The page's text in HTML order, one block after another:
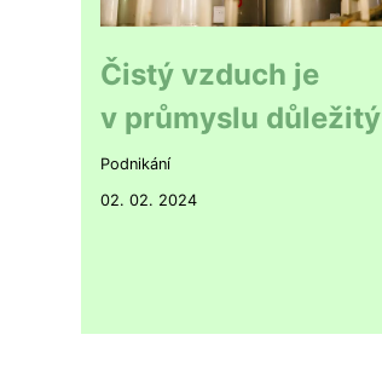
Čistý vzduch je
v průmyslu důležitý
Podnikání
02. 02. 2024